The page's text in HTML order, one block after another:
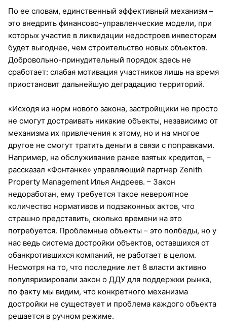
По ее словам, единственный эффективный механизм –
это внедрить финансово-управленческие модели, при
которых участие в ликвидации недостроев инвесторам
будет выгоднее, чем строительство новых объектов.
Добровольно-принудительный порядок здесь не
сработает: слабая мотивация участников лишь на время
приостановит дальнейшую деградацию территорий.
«Исходя из норм нового закона, застройщики не просто
не смогут достраивать никакие объекты, независимо от
механизма их привлечения к этому, но и на многое
другое не смогут тратить деньги в связи с поправками.
Например, на обслуживание ранее взятых кредитов, –
рассказал «Фонтанке» управляющий партнер Zenith
Property Management Илья Андреев. – Закон
недоработан, ему требуется такое невероятное
количество нормативов и подзаконных актов, что
страшно представить, сколько времени на это
потребуется. Проблемные объекты – это полбеды, но у
нас ведь система достройки объектов, оставшихся от
обанкротившихся компаний, не работает в целом.
Несмотря на то, что последние лет 8 власти активно
популяризировали закон о ДДУ для поддержки рынка,
по факту мы видим, что конкретного механизма
достройки не существует и проблема каждого объекта
решается в ручном режиме.